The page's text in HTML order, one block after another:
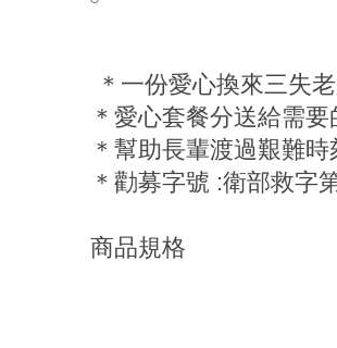
＊一份愛心換來三失
＊愛心套餐分送給需
＊幫助長輩渡過艱難時
＊勸募字號 :衛部救字
商品規格